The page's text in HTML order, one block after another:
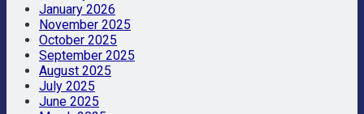
January 2026
November 2025
October 2025
September 2025
August 2025
July 2025
June 2025